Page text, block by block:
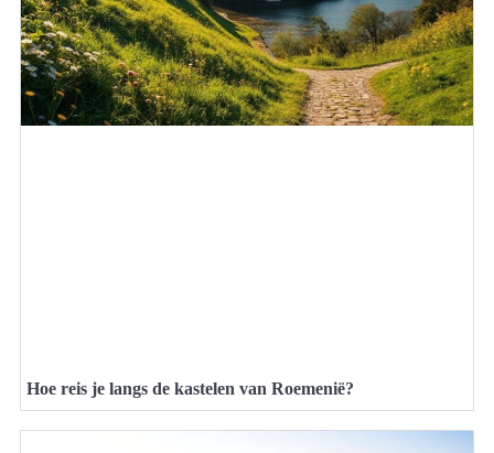
Hoe reis je langs de kastelen van Roemenië?